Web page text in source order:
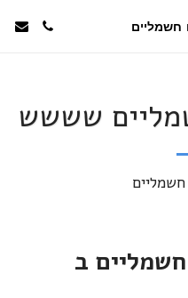
חשמליים
שששש
ב